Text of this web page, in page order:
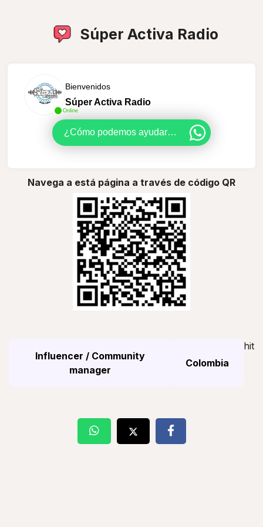
Súper Activa Radio
Online
Bienvenidos
Súper Activa Radio
¿Cómo podemos ayudarte?
Navega a está página a través de código QR
Influencer / Community
manager
Colombia
hit